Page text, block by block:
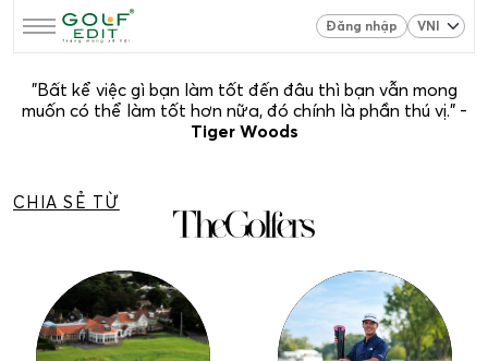
Đăng nhập
"Bất kể việc gì bạn làm tốt đến đâu thì bạn vẫn mong
muốn có thể làm tốt hơn nữa, đó chính là phần thú vị." -
Tiger Woods
CHIA SẺ TỪ